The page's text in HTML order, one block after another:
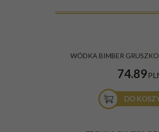
WÓDKA BIMBER
74.89
DO